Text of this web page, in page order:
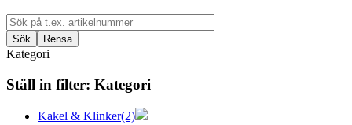
Kategori
Ställ in filter: Kategori
Kakel & Klinker(2)